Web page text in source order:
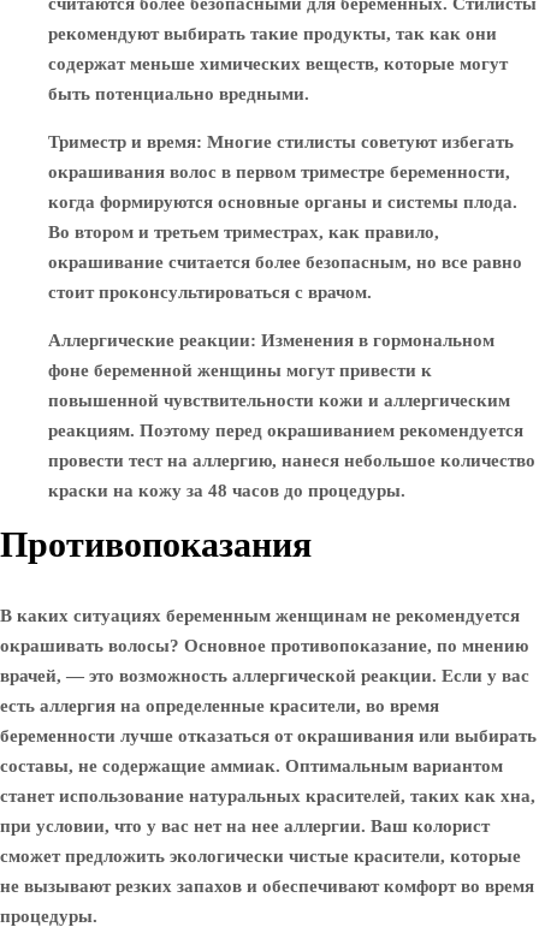
рекомендуют выбирать такие продукты, так как они
содержат меньше химических веществ, которые могут
быть потенциально вредными.
Триместр и время: Многие стилисты советуют избегать
окрашивания волос в первом триместре беременности,
когда формируются основные органы и системы плода.
Во втором и третьем триместрах, как правило,
окрашивание считается более безопасным, но все равно
стоит проконсультироваться с врачом.
Аллергические реакции: Изменения в гормональном
фоне беременной женщины могут привести к
повышенной чувствительности кожи и аллергическим
реакциям. Поэтому перед окрашиванием рекомендуется
провести тест на аллергию, нанеся небольшое количество
краски на кожу за 48 часов до процедуры.
Противопоказания
В каких ситуациях беременным женщинам не рекомендуется
окрашивать волосы? Основное противопоказание, по мнению
врачей, — это возможность аллергической реакции. Если у вас
есть аллергия на определенные красители, во время
беременности лучше отказаться от окрашивания или выбирать
составы, не содержащие аммиак. Оптимальным вариантом
станет использование натуральных красителей, таких как хна,
при условии, что у вас нет на нее аллергии. Ваш колорист
сможет предложить экологически чистые красители, которые
не вызывают резких запахов и обеспечивают комфорт во время
процедуры.